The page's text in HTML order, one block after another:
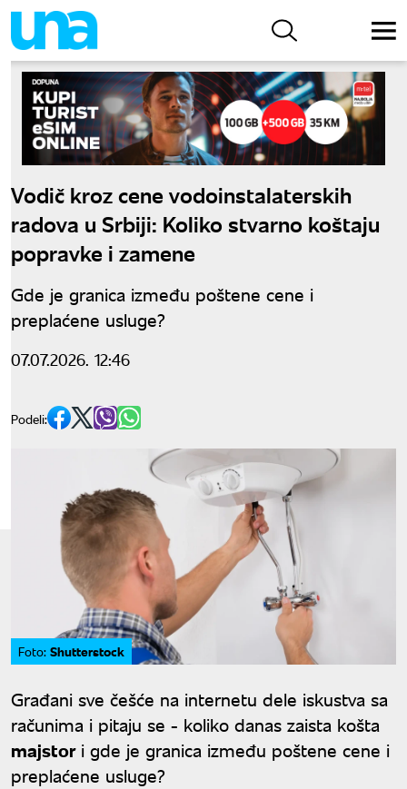
Vodič kroz cene vodoinstalaterskih
radova u Srbiji: Koliko stvarno koštaju
popravke i zamene
Gde je granica između poštene cene i
preplaćene usluge?
07.07.2026. 12:46
Podeli:
Foto: Shutterstock
Građani sve češće na internetu dele iskustva sa
računima i pitaju se - koliko danas zaista košta
majstori gde je granica između poštene cene i
preplaćene usluge?